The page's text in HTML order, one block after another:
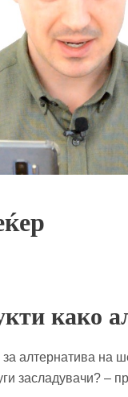
како
алтернатива на
засладувачи? –